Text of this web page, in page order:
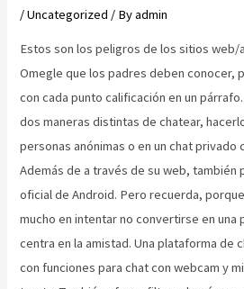
/Uncategorized / Byadmin
Estos son los peligros de los sitios web/
Omegle que los padres deben conocer,
con cada punto calificación en un
dos maneras distintas de chatear,
personas anónimas o en un chat privado
Además de a través de su web, también
oficial de Android. Pero recuerda,
mucho en intentar no convertirse en una
centra en la amistad. Una plataforma de
con funciones para chat con webcam y